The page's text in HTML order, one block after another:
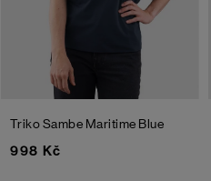
Triko Sambe Maritime Blue
998 Kč